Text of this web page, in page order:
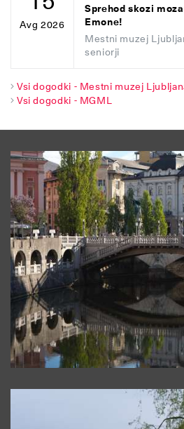
Avg 2026
Sprehod skozi
Emone!
Mestni muzej
seniorji
Vsi dogodki - Mestni muzej
Vsi dogodki - MGML